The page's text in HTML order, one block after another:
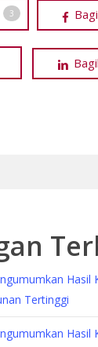
3
Hasil
Tertinggi
Hasil